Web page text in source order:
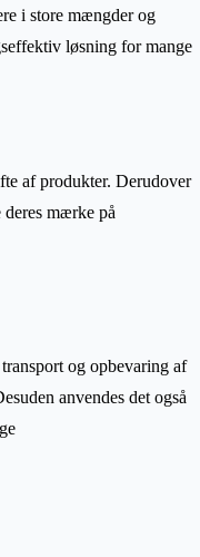
i store mængder og
løsning for mange
af produkter. Derudover
mærke på
og opbevaring af
anvendes det også